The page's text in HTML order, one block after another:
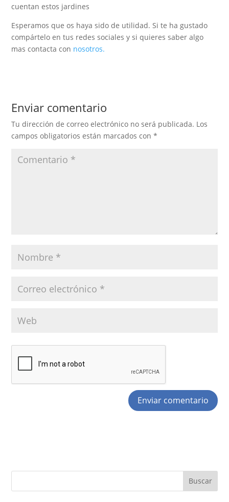
cuentan estos jardines
Esperamos que os haya sido de utilidad. Si te ha gustado
compártelo en tus redes sociales y si quieres saber algo
mas contacta con nosotros.
Enviar comentario
Tu dirección de correo electrónico no será publicada. Los
campos obligatorios están marcados con*